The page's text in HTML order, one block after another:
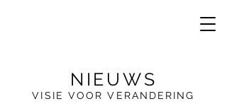
NIEUWS
VISIE VOOR VERANDERING